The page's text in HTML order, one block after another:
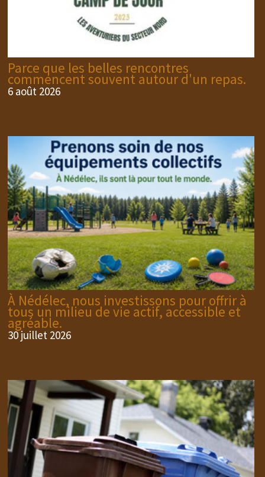
Parce que les belles rencontres
commencent souvent autour d'un repas.
6 août 2026
À Nédélec, nous investissons pour offrir à
tous un milieu de vie actif, accessible et
agréable.
30 juillet 2026